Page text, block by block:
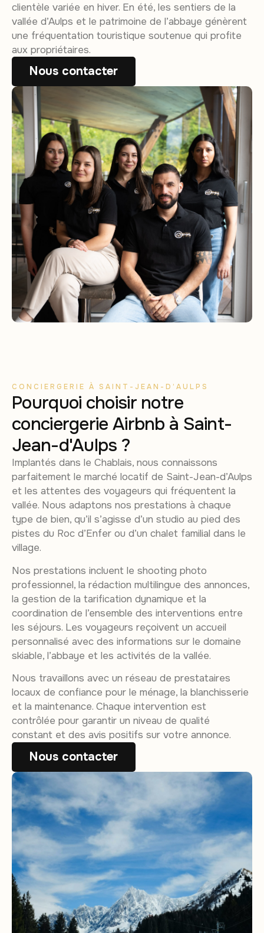
clientèle variée en hiver. En été, les sentiers de la
vallée d’Aulps et le patrimoine de l’abbaye génèrent
une fréquentation touristique soutenue qui profite
aux propriétaires.
Nous contacter
CONCIERGERIE À SAINT-JEAN-D’AULPS
Pourquoi choisir notre
conciergerie Airbnb à Saint-
Jean-d'Aulps ?
Implantés dans le Chablais, nous connaissons
parfaitement le marché locatif de Saint-Jean-d’Aulps
et les attentes des voyageurs qui fréquentent la
vallée. Nous adaptons nos prestations à chaque
type de bien, qu’il s’agisse d’un studio au pied des
pistes du Roc d’Enfer ou d’un chalet familial dans le
village.
Nos prestations incluent le shooting photo
professionnel, la rédaction multilingue des annonces,
la gestion de la tarification dynamique et la
coordination de l’ensemble des interventions entre
les séjours. Les voyageurs reçoivent un accueil
personnalisé avec des informations sur le domaine
skiable, l’abbaye et les activités de la vallée.
Nous travaillons avec un réseau de prestataires
locaux de confiance pour le ménage, la blanchisserie
et la maintenance. Chaque intervention est
contrôlée pour garantir un niveau de qualité
constant et des avis positifs sur votre annonce.
Nous contacter